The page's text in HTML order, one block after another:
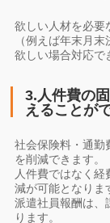
欲しい人材を必要
（例えば年末月
欲しい場合対応で
3.人件費の
えることが
社会保険料・通勤
を削減できます。
人件費ではなく
減が可能となりま
派遣社員報酬は、
ります。